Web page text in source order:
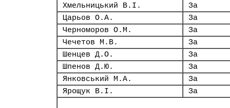
Хмельницький В.І.
За
Царьов О.А.
За
Черноморов О.М.
За
Чечетов М.В.
За
Шенцев Д.О.
За
Шпенов Д.Ю.
За
Янковський М.А.
За
Ярощук В.І.
За